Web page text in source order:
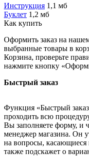
Инструкция 1,1 мб
Буклет 1,2 мб
Как купить
Оформить заказ на
выбранные товары в
Корзина, проверьте
нажмите кнопку
Быстрый заказ
Функция «Быстрый
проходить всю
Вы заполняете форму, и
менеджер магазина. Он
на вопросы, касающиеся
также подскажет о